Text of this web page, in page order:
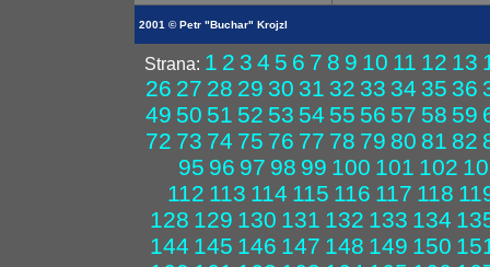
2001 © Petr "Buchar" Krojzl
Strana: 1 2 3 4 5 6 7 8 9 10 11 12 13
26 27 28 29 30 31 32 33 34 35 36
49 50 51 52 53 54 55 56 57 58 59
72 73 74 75 76 77 78 79 80 81 82
95 96 97 98 99 100 101 102
112 113 114 115 116 117 118
128 129 130 131 132 133 134
144 145 146 147 148 149 150